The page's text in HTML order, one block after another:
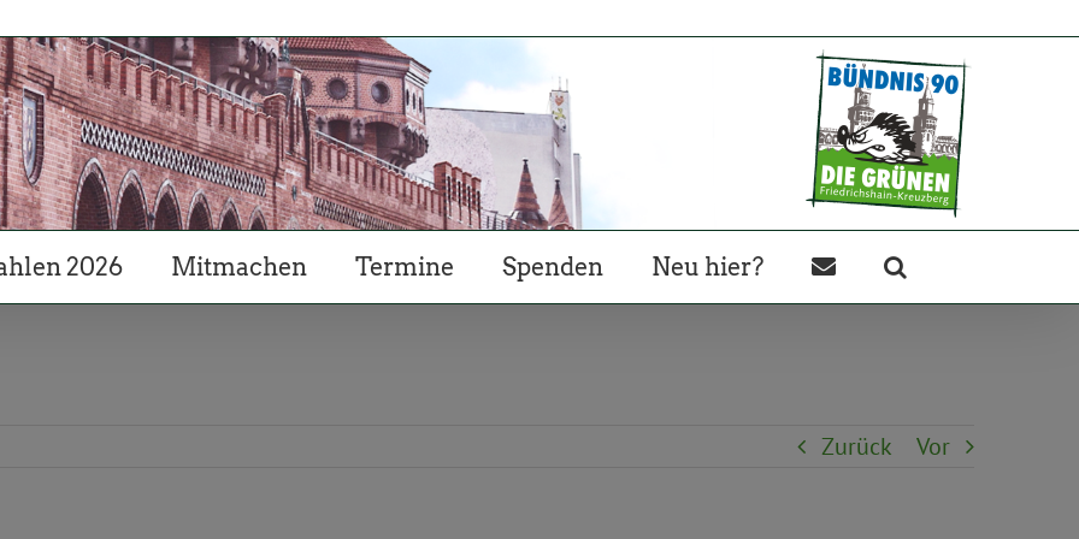
2026 Mitmachen Termine Spenden Neu hier?
Zurück Vor